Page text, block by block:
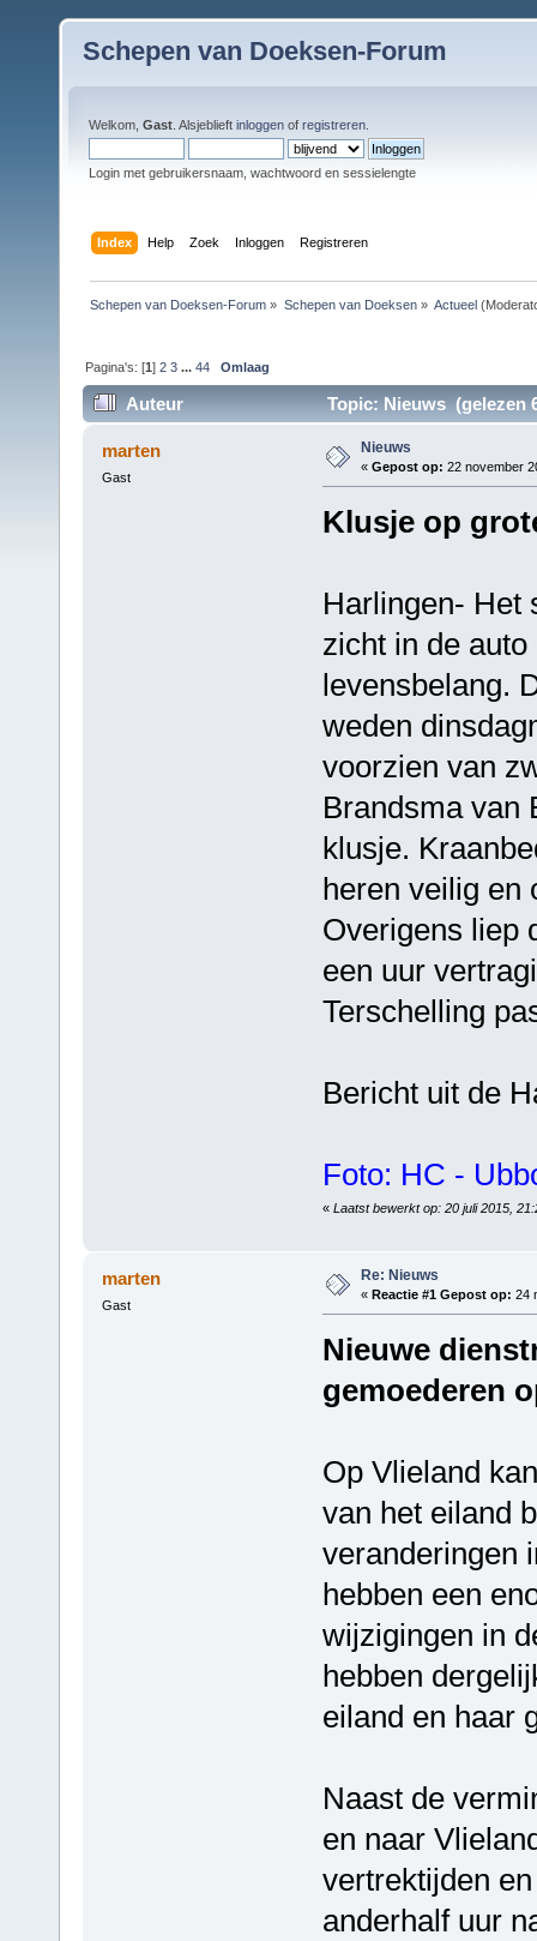
Schepen van Doeksen-Forum
Welkom, Gast . Alsjeblieft inloggen of registreren
Login met gebruikersnaam, wachtwoord en sessielengte
Index Help Zoek Inloggen Registreren
Schepen van Doeksen-Forum » Schepen van Doeksen» Actueel
Pagina's: [1]2 3 ...44 Omlaag
Auteur Topic: Nieuws (gelezen
marten
Gast
Nieuws
« Gepost op: 22 november
Klusje op
Harlingen- Het
zicht in de
levensbelang.
weden
voorzien van
Brandsma van
klusje.
heren veilig en
Overigens liep
een uur
Terschelling
Bericht uit de
Foto: HC -
« Laatst bewerkt op: 20 juli 2015,
marten
Gast
Re: Nieuws
« Reactie #1 Gepost op: 24
Nieuwe
gemoederen
Op Vlieland
van het eiland
veranderingen
hebben een
wijzigingen in
hebben
eiland en haar
Naast de
en naar
vertrektijden
anderhalf uur